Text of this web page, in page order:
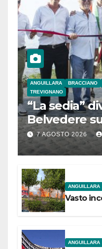
ANGUILLARA BRACCIANO
TREVIGNANO
“La sedia”
Belvedere
Bracciano:
7 AGOSTO 2026
ANGUILLARA
Vasto
ANGUILLARA